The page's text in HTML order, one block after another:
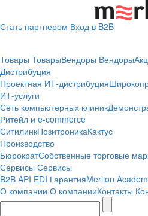
Стать партнером Вход в B2B
Товары ТоварыВендоры Вендоры
Дистрибуция
Проектная ИТ-дистрибуция
ИТ-услуги
Сеть компьютерных клиник
Ритейл и e-commerce
СитилинкПозитроникаКактус
Производство
БюрократСобственные торговые
Сервисы Сервисы
B2B API EDI ГарантияMerlion
О компании О компанииКонтакты